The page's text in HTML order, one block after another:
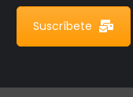
Suscríbete